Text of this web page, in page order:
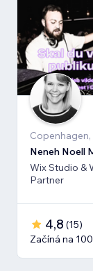
Copenhagen,
Neneh Noell
Wix Studio &
Partner
4,8 (15)
Začíná na